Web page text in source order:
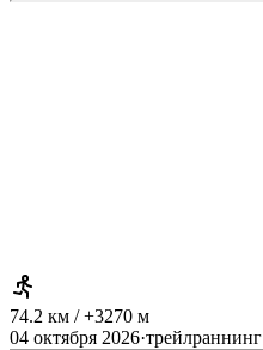
74.2 км / +3270 м
04 октября 2026·трейлраннинг